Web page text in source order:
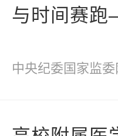
与时间赛
中央纪委国家监委